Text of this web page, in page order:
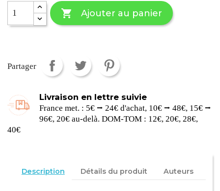
 Ajouter au panier
Partager
Livraison en lettre suivie
France met. : 5€ ⭢ 24€ d'achat, 10€ ⭢ 48€, 15€ ⭢
96€, 20€ au-delà. DOM-TOM : 12€, 20€, 28€,
40€
Description Détails du produit Auteurs